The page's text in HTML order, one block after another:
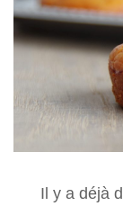
Il y a déjà